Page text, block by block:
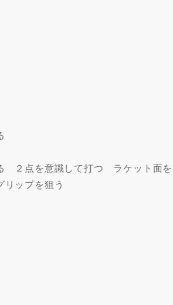
２点を意識して打つ ラケット面を
ップを狙う